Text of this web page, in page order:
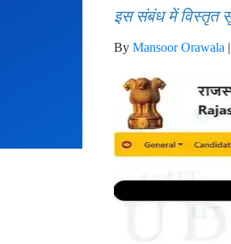
इस संबंध में विस्तृत
By Mansoor Orawala |